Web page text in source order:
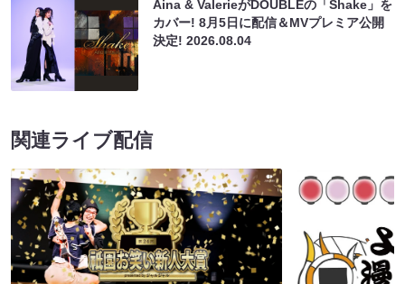
Aina & ValerieがDOUBLEの「Shake」を
カバー! 8月5日に配信＆MVプレミア公開
決定!2026.08.04
関連ライブ配信